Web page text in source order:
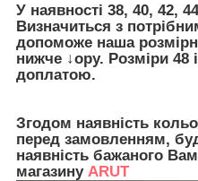
У наявності 38, 40, 42,
Визначиться з
допоможе наша
нижче ↓ору. Розміри 48
доплатою.
Згодом наявність
перед замовленням,
наявність бажаного
магазину ARUT